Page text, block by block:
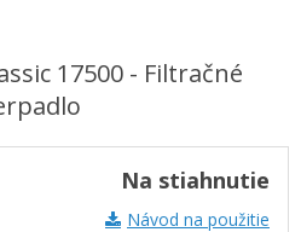
17500 - Filtračné
Na stiahnutie
Návod na použitie